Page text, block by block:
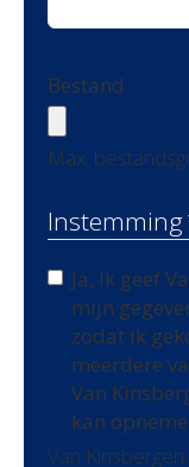
Bestand
Max.
Instemming
Ja, Ik geef
mijn
zodat ik
meerdere
Van
kan
Van